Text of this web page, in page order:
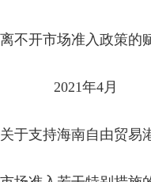
离不开市场准入政策的
2021年4月
关于支持海南自由贸易